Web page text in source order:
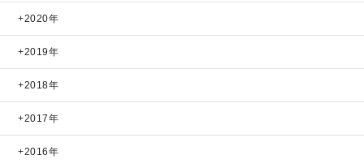
2020年
2019年
2018年
2017年
2016年